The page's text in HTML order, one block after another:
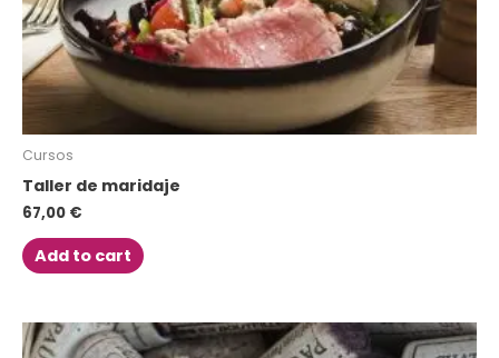
Cursos
Taller de maridaje
67,00 €
Add to cart